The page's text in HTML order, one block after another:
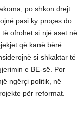
po shkon drejt
pasi ky proçes do
ofrohet si një aset në
që kanë bërë
si shkaktar të
e BE-së. Por
ngërçi politik, në
për reformat.